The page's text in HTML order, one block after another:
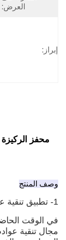
الخزفية على
، تعتبر مادة
السيارات